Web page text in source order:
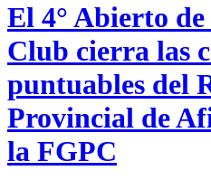
El 4° Abierto
Club cierra las
puntuables del
Provincial de
la FGPC